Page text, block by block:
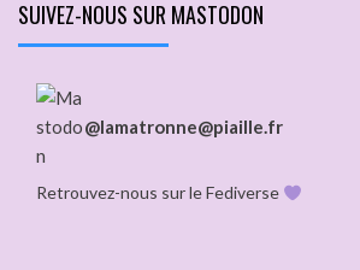
SUIVEZ-NOUS SUR MASTODON
@lamatronne@piaille.fr
Retrouvez-nous sur le Fediverse